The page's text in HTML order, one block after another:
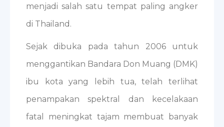
menjadi salah satu tempat paling angker
di Thailand.
Sejak dibuka pada tahun 2006 untuk
menggantikan Bandara Don Muang (DMK)
ibu kota yang lebih tua, telah terlihat
penampakan spektral dan kecelakaan
fatal meningkat tajam membuat banyak